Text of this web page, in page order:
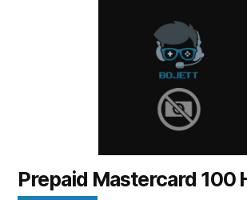
Prepaid Mastercard 100